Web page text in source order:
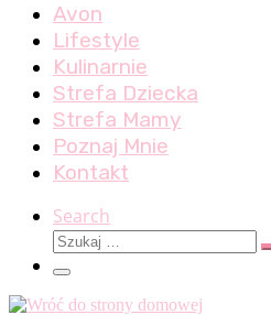
Avon
Lifestyle
Kulinarnie
Strefa Dziecka
Strefa Mamy
Poznaj Mnie
Kontakt
Search
Szukaj
Menu